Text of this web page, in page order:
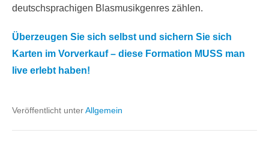
deutschsprachigen Blasmusikgenres zählen.
Überzeugen Sie sich selbst und sichern Sie sich
Karten im Vorverkauf – diese Formation MUSS man
live erlebt haben!
Veröffentlicht unterAllgemein